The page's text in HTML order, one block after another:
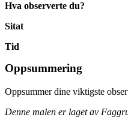
Hva observerte du?
Sitat
Tid
Oppsummering
Oppsummer dine viktigste
Denne malen er laget av